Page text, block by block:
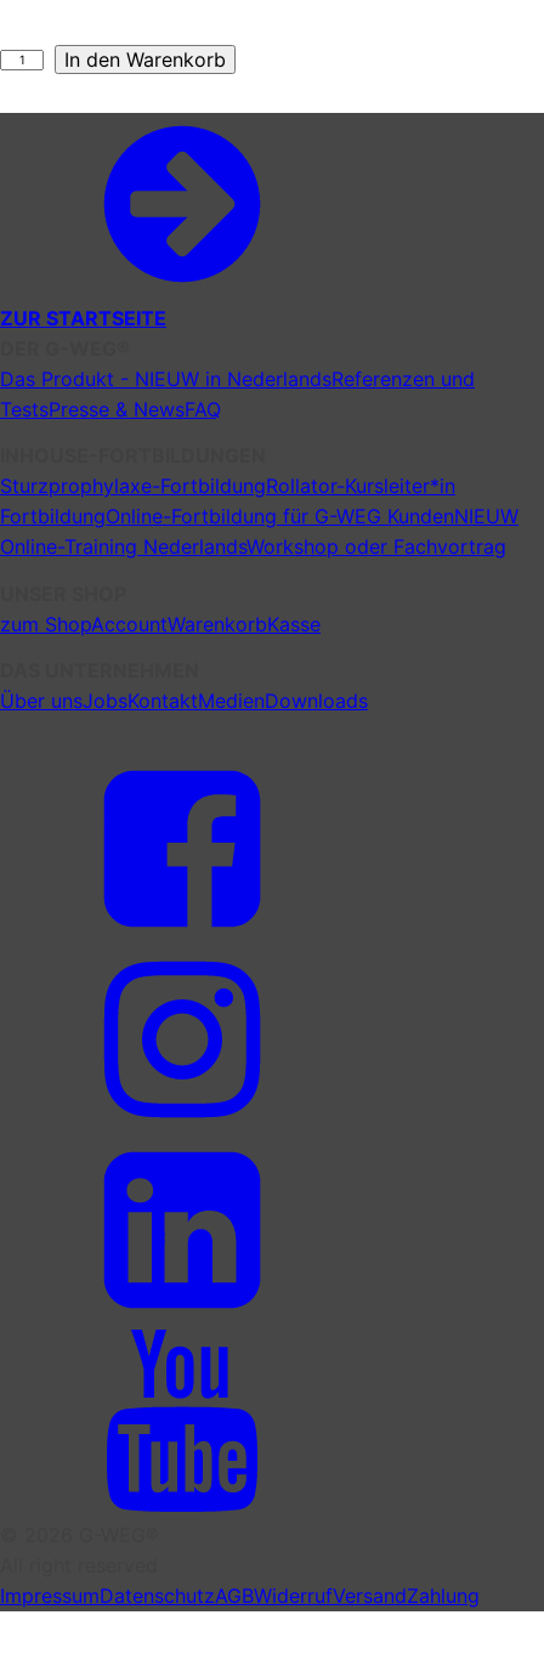
G-
Set
In den Warenkorb
ZUR STARTSEITE
Das Produkt - NIEUW in NederlandsReferenzen und
TestsPresse & NewsFAQ
Sturzprophylaxe-FortbildungRollator-Kursleiter*in
FortbildungOnline-Fortbildung für G-WEG KundenNIEUW
Online-Training NederlandsWorkshop oder Fachvortrag
zum ShopAccountWarenkorbKasse
Über unsJobsKontaktMedienDownloads
ImpressumDatenschutzAGBWiderrufVersandZahlung